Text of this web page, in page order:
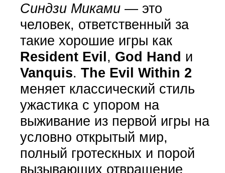
Синдзи Миками— это
человек, ответственный за
такие хорошие игры как
Resident Evil, God Hand и
Vanquis. The Evil Within 2
меняет классический стиль
ужастика с упором на
выживание из первой игры на
условно открытый мир,
полный гротескных и порой
вызывающих отвращение